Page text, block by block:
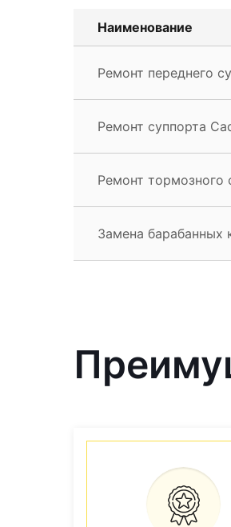
Наименование
Ремонт переднего
Ремонт суппорта
Ремонт тормозного
Замена барабанных